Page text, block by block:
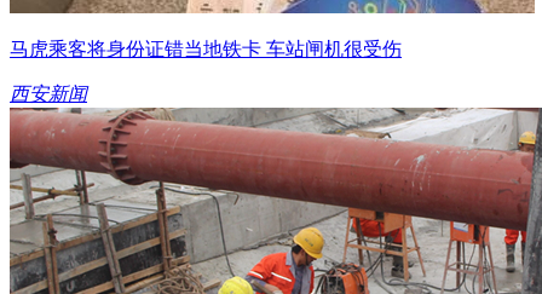
马虎乘客将身份证错当地铁卡 车站闸机很受伤
西安新闻